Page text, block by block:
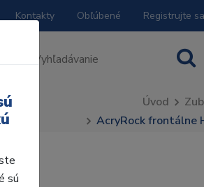
Kontakty Obľúbené Registrujte sa
Úvod
AcryRock frontálne
sú